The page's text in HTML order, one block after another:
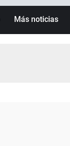
Más noticias